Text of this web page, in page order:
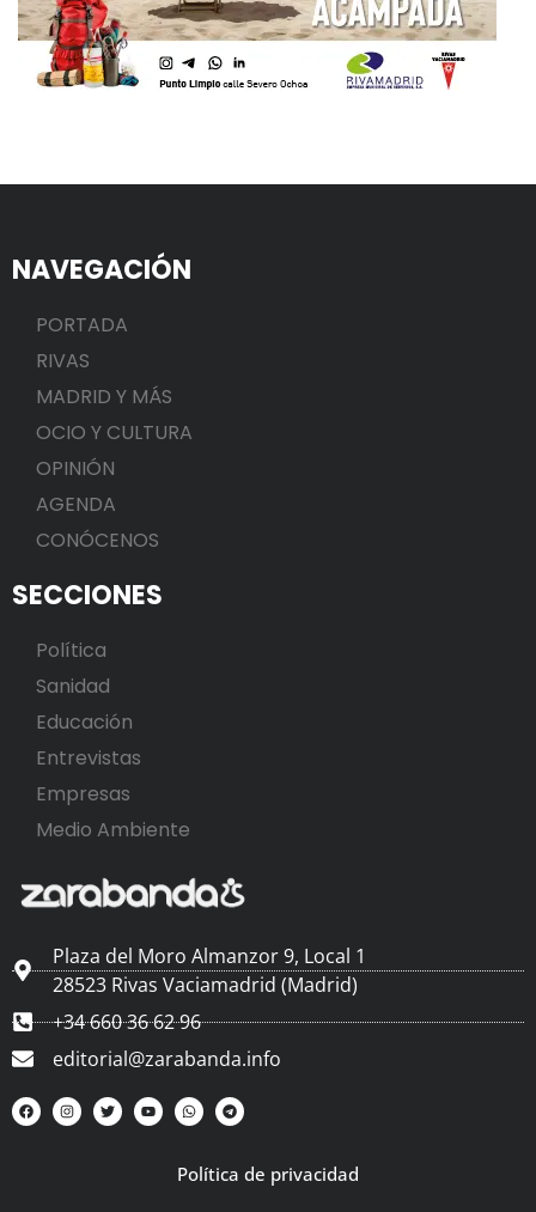
NAVEGACIÓN
PORTADA
RIVAS
MADRID Y MÁS
OCIO Y CULTURA
OPINIÓN
AGENDA
CONÓCENOS
SECCIONES
Política
Sanidad
Educación
Entrevistas
Empresas
Medio Ambiente
Plaza del Moro Almanzor 9, Local 1
28523 Rivas Vaciamadrid (Madrid)
+34 660 36 62 96
editorial@zarabanda.info
Política de privacidad